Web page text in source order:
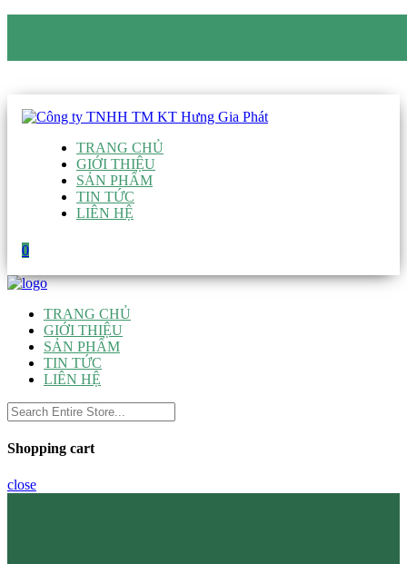
TRANG CHỦ
GIỚI THIỆU
SẢN PHẨM
TIN TỨC
LIÊN HỆ
0
TRANG CHỦ
GIỚI THIỆU
SẢN PHẨM
TIN TỨC
LIÊN HỆ
Shopping cart
close